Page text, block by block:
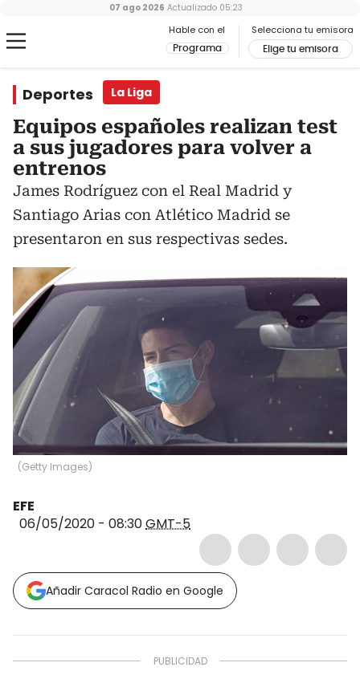
Hable con el
Programa
Selecciona tu emisora
Elige tu emisora
07 ago 2026 Actualizado 05:23
Deportes La Liga
Equipos españoles realizan test
a sus jugadores para volver a
entrenos
James Rodríguez con el Real Madrid y
Santiago Arias con Atlético Madrid se
presentaron en sus respectivas sedes.
(Getty Images)
EFE
06/05/2020 - 08:30GMT-5
Añadir Caracol Radio en Google